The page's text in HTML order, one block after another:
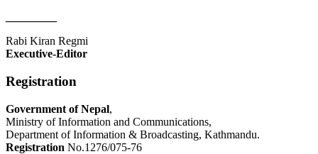
Rabi Kiran Regmi
Executive-Editor
Registration
Government of Nepal,
Ministry of Information and Communications,
Department of Information & Broadcasting, Kathmandu.
Registration No.1276/075-76